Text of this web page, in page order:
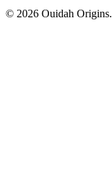
© 2026 Ouidah Origins.